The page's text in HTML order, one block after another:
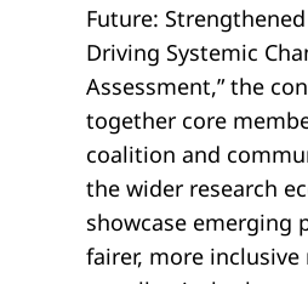
Future:
Driving Systemic
Assessment,” the
together core
coalition and
the wider research
showcase emerging
fairer, more